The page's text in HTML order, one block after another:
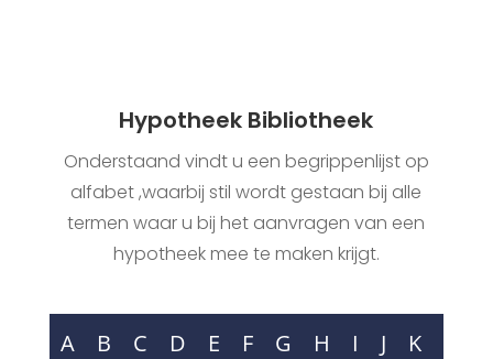
Hypotheek Bibliotheek
Onderstaand vindt u een begrippenlijst op
alfabet ,waarbij stil wordt gestaan bij alle
termen waar u bij het aanvragen van een
hypotheek mee te maken krijgt.
A B C D E F G H I J
K